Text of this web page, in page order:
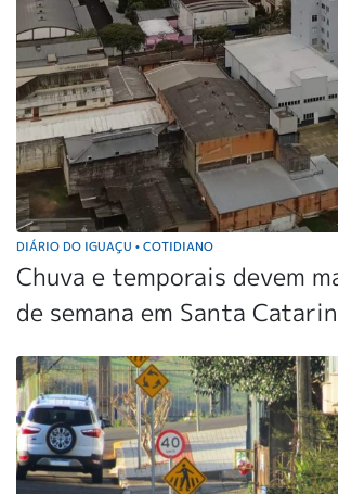
DIÁRIO DO IGUAÇU • COTIDIANO
Chuva e temporais devem
de semana em Santa